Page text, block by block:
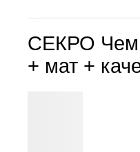
СЕКРО
+ мат +